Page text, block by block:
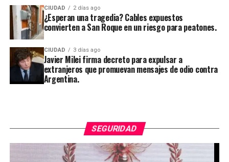
CIUDAD 2 días ago
¿Esperan una tragedia? Cables expuestos
convierten a San Roque en un riesgo para peatones.
CIUDAD 3 días ago
Javier Milei firma decreto para expulsar a
extranjeros que promuevan mensajes de odio contra
Argentina.
SEGURIDAD